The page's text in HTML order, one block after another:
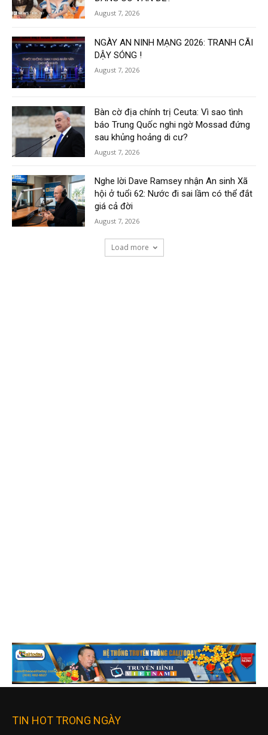
August 7, 2026
NGÀY AN NINH MẠNG 2026: TRANH CÃI
DẬY SÓNG !
August 7, 2026
Bàn cờ địa chính trị Ceuta: Vì sao tình
báo Trung Quốc nghi ngờ Mossad đứng
sau khủng hoảng di cư?
August 7, 2026
Nghe lời Dave Ramsey nhận An sinh Xã
hội ở tuổi 62: Nước đi sai lầm có thể đắt
giá cả đời
August 7, 2026
Load more
TIN HOT TRONG NGÀY